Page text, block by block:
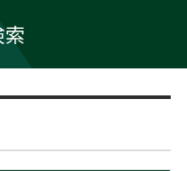
コンサ
キャリ
MBAの
日本か
パワー